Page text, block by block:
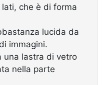
che è di forma
lucida da
immagini.
una lastra di vetro
nella parte